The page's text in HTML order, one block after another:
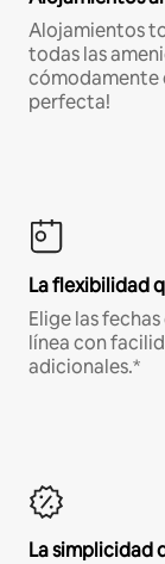
Alojamientos
todas las
cómodamente
perfecta!
La flexibilidad
Elige las
línea con
adicionales.*
La simplicidad